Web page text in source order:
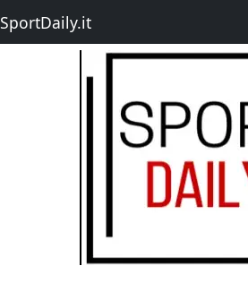
SportDaily.it